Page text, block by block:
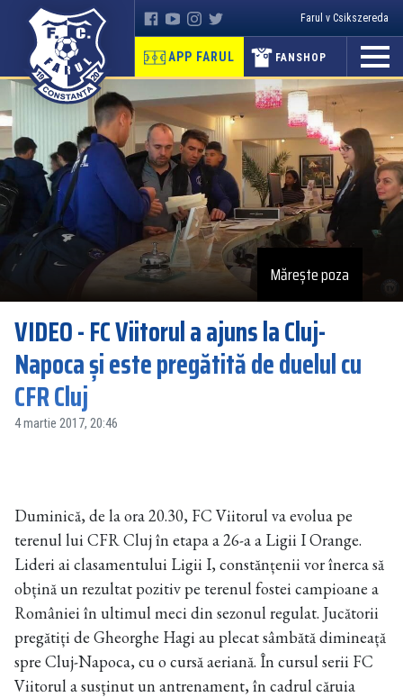
Farul v Csikszereda
APP FARUL FANSHOP
Mărește poza
VIDEO - FC Viitorul a ajuns la Cluj-
Napoca și este pregătită de duelul cu
CFR Cluj
4 martie 2017, 20:46
Duminică, de la ora 20.30, FC Viitorul va evolua pe
terenul lui CFR Cluj în etapa a 26-a a Ligii I Orange.
Lideri ai clasamentului Ligii I, constănțenii vor înerca să
obțină un rezultat pozitiv pe terenul fostei campioane a
României în ultimul meci din sezonul regulat. Jucătorii
pregătiți de Gheorghe Hagi au plecat sâmbătă dimineață
spre Cluj-Napoca, cu o cursă aeriană. În cursul serii FC
Viitorul a susținut un antrenament, în cadrul căruia